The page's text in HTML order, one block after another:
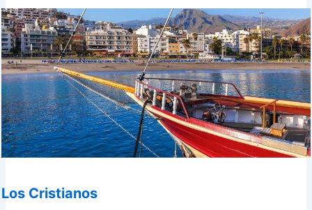
Los Cristianos